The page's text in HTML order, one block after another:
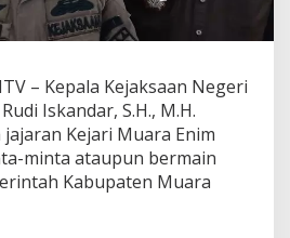
a
J
a
a
r
a
– Kepala Kejaksaan Negeri
Iskandar, S.H., M.H.
Kejari Muara Enim
minta ataupun bermain
Kabupaten Muara